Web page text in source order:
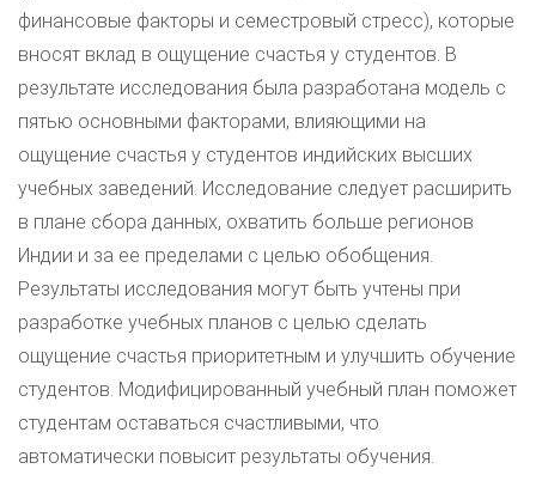
финансовые факторы и семестровый стресс), которые
вносят вклад в ощущение счастья у студентов. В
результате исследования была разработана модель с
пятью основными факторами, влияющими на
ощущение счастья у студентов индийских высших
учебных заведений. Исследование следует расширить
в плане сбора данных, охватить больше регионов
Индии и за ее пределами с целью обобщения.
Результаты исследования могут быть учтены при
разработке учебных планов с целью сделать
ощущение счастья приоритетным и улучшить обучение
студентов. Модифицированный учебный план поможет
студентам оставаться счастливыми, что
автоматически повысит результаты обучения.